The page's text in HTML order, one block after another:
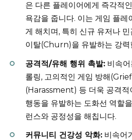
은 다른 플레이어에게 즉각적
욕감을 줍니다. 이는 게임 플레
게 해치며, 특히 신규 유저나
이탈(Churn)을 유발하는 강력
공격적/유해 행위 촉발: 비속
롤링, 고의적인 게임 방해
(Harassment) 등 더욱 공격적
행동을 유발하는 도화선 역할
런스와 공정성을 해칩니다.
커뮤니티 건강성 악화: 비속어